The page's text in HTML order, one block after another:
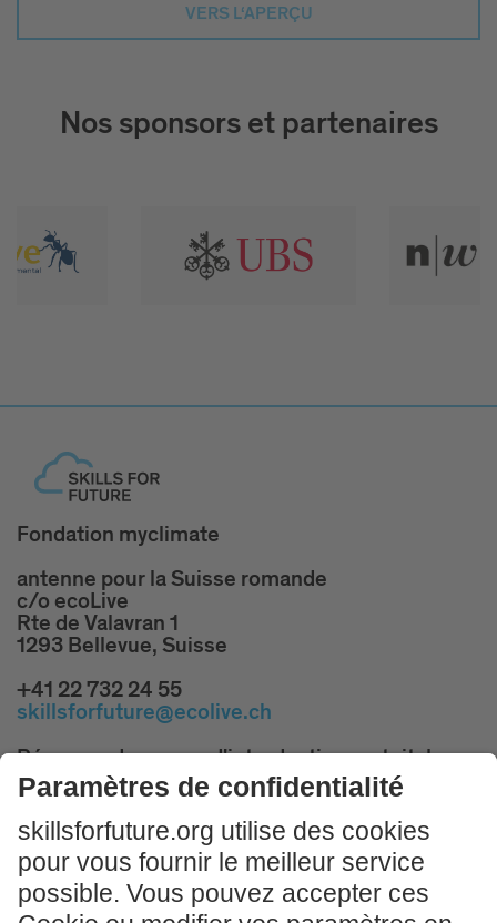
VERS L‘APERÇU
Nos sponsors et partenaires
Fondation myclimate
antenne pour la Suisse romande
c/o ecoLive
Rte de Valavran 1
1293 Bellevue, Suisse
+41 22 732 24 55
skillsforfuture@ecolive.ch
Réservez des cours d'introduction gratuits!
PARTICIPER MAINTENANT